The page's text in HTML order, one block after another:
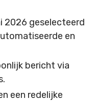
2026 geselecteerd
en
bericht via
een redelijke